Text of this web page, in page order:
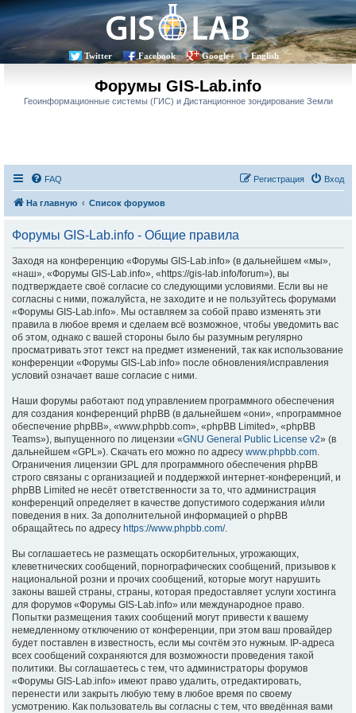
Twitter Facebook Google+ English
Форумы GIS-Lab.info
Геоинформационные системы (ГИС) и Дистанционное зондирование Земли
FAQ Вход
Регистрация
На главную Список форумов
Форумы GIS-Lab.info - Общие правила
Заходя на конференцию «Форумы GIS-Lab.info» (в дальнейшем «мы»,
«наш», «Форумы GIS-Lab.info», «https://gis-lab.info/forum»), вы
подтверждаете своё согласие со следующими условиями. Если вы не
согласны с ними, пожалуйста, не заходите и не пользуйтесь форумами
«Форумы GIS-Lab.info». Мы оставляем за собой право изменять эти
правила в любое время и сделаем всё возможное, чтобы уведомить вас
об этом, однако с вашей стороны было бы разумным регулярно
просматривать этот текст на предмет изменений, так как использование
конференции «Форумы GIS-Lab.info» после обновления/исправления
условий означает ваше согласие с ними.
Наши форумы работают под управлением программного обеспечения
для создания конференций phpBB (в дальнейшем «они», «программное
обеспечение phpBB», «www.phpbb.com», «phpBB Limited», «phpBB
Teams»), выпущенного по лицензии «GNU General Public License v2» (в
дальнейшем «GPL»). Скачать его можно по адресу www.phpbb.com.
Ограничения лицензии GPL для программного обеспечения phpBB
строго связаны с организацией и поддержкой интернет-конференций, и
phpBB Limited не несёт ответственности за то, что администрация
конференций определяет в качестве допустимого содержания и/или
поведения в них. За дополнительной информацией о phpBB
обращайтесь по адресу https://www.phpbb.com/.
Вы соглашаетесь не размещать оскорбительных, угрожающих,
клеветнических сообщений, порнографических сообщений, призывов к
национальной розни и прочих сообщений, которые могут нарушить
законы вашей страны, страны, которая предоставляет услуги хостинга
для форумов «Форумы GIS-Lab.info» или международное право.
Попытки размещения таких сообщений могут привести к вашему
немедленному отключению от конференции, при этом ваш провайдер
будет поставлен в известность, если мы сочтём это нужным. IP-адреса
всех сообщений сохраняются для возможности проведения такой
политики. Вы соглашаетесь с тем, что администраторы форумов
«Форумы GIS-Lab.info» имеют право удалить, отредактировать,
перенести или закрыть любую тему в любое время по своему
усмотрению. Как пользователь вы согласны с тем, что введённая вами